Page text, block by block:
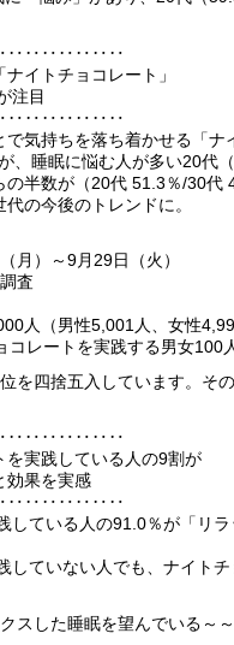
イトチョコレート」
注目
気持ちを落ち着かせる「
、睡眠に悩む人が多い20代
半数が（20代 51.3％/30代
の今後のトレンドに。
月）～9月29日（火）
査
人（男性5,001人、女性
コレートを実践する男女100
を四捨五入しています。そ
を実践している人の9割が
効果を実感
ている人の91.0％が「リ
ていない人でも、ナイト
スした睡眠を望んでいる～